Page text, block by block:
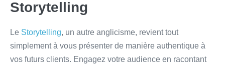
Storytelling
Le Storytelling, un autre anglicisme, revient tout
simplement à vous présenter de manière authentique à
vos futurs clients. Engagez votre audience en racontant